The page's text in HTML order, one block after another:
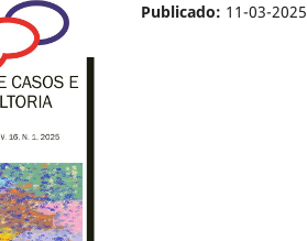
Publicado: 11-03-2025